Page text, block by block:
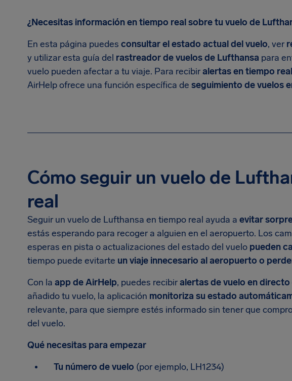
¿Necesitas información en tiempo real sobre tu vuelo de
En esta página puedes consultar el estado actual del vuelo, ver
y utilizar esta guía del rastreador de vuelos de Lufthansa para
vuelo pueden afectar a tu viaje. Para recibiralertas en tiempo
AirHelp ofrece una función específica de seguimiento de vuelos
Cómo seguir un vuelo de
real
Seguir un vuelo de Lufthansa en tiempo real ayuda a evitar
estás esperando para recoger a alguien en el aeropuerto. Los
esperas en pista o actualizaciones del estado del vuelo pueden
tiempo puede evitarte un viaje innecesario al aeropuerto o
Con la app de AirHelp, puedes recibiralertas de vuelo en
añadido tu vuelo, la aplicación monitoriza su estado
relevante, para que siempre estés informado sin tener que
del vuelo.
Qué necesitas para empezar
Tu número de vuelo (por ejemplo, LH1234)